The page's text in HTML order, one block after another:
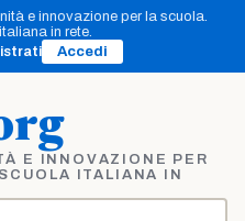
e innovazione per la scuola.
in rete.
Accedi
E INNOVAZIONE PER
ITALIANA IN